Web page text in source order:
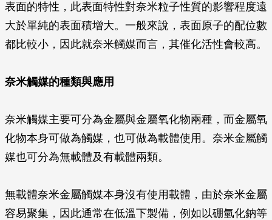
表面的特性，此表面特性對奈米粒子性質的影響程度遠
大於單純的表面積增大。一般來說，表面原子的配位數
都比較小，因此就奈米觸媒而言，其催化活性會較高。
奈米觸媒的種類與應用
奈米觸媒主要可分為金屬與金屬氧化物兩種，而金屬氧
化物本身可做為觸媒，也可做為載體使用。奈米金屬觸
媒也可分為無載體及有載體兩類。
無載體奈米金屬觸媒本身沒有使用載體，由於奈米金屬
容易聚集，因此通常在低溫下製備，例如以硼氫化鈉等